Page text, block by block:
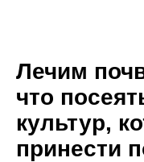
Лечим
что
культур,
принести